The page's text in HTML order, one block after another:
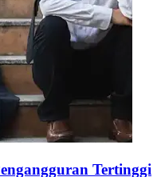
Tertinggi